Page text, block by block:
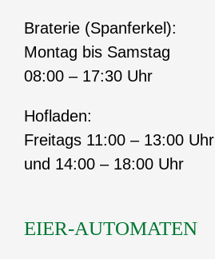
Braterie (Spanferkel):
Montag bis Samstag
08:00 – 17:30 Uhr
Hofladen:
Freitags 11:00 – 13:00 Uhr
und 14:00 – 18:00 Uhr
EIER-AUTOMATEN